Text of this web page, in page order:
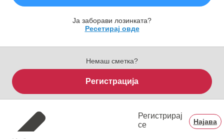
Ја заборави лозинката?
Ресетирај овде
Немаш сметка?
Регистрација
Регистрирај
се
Најава